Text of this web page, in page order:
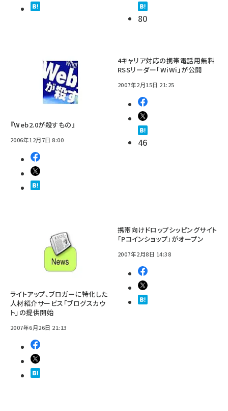
80
『Web2.0が殺すもの』
2006年12月7日 8:00
4キャリア対応の携帯電話用無料
RSSリーダー「WiWi」が公開
2007年2月15日 21:25
46
ライトアップ、ブロガーに特化した
人材紹介サービス「ブログスカウ
ト」の提供開始
2007年6月26日 21:13
携帯向けドロップシッピングサイト
「Pコインショップ」がオープン
2007年2月8日 14:38